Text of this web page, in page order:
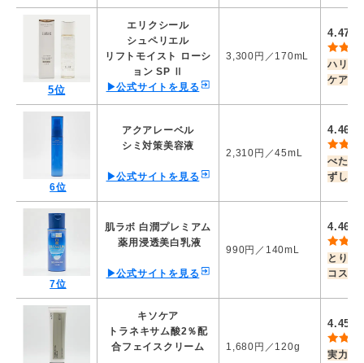
5位
エリクシール
シュペリエル
リフトモイスト ローシ
ョン SP Ⅱ
▶公式サイトを見る
3,300円／170mL
4.47
ハリ感
ケア
6位
アクアレーベル
シミ対策美容液
▶公式サイトを見る
2,310円／45mL
4.46
べたつ
ずしい
7位
肌ラボ 白潤プレミアム
薬用浸透美白乳液
▶公式サイトを見る
990円／140mL
4.46
とりあ
コスパ
キソケア
トラネキサム酸2％配
合フェイスクリーム
1,680円／120g
4.45
実力重